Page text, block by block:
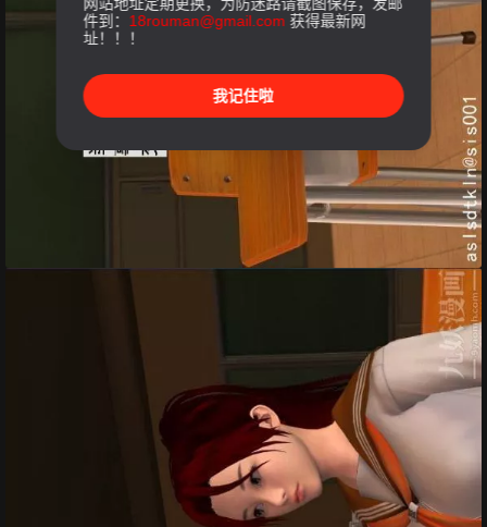
件到： 18rouman@gmail.com 获得最新网
址！！！
我记住啦